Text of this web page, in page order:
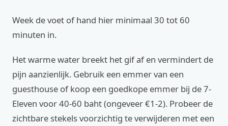
Week de voet of hand hier minimaal 30 tot 60
minuten in.
Het warme water breekt het gif af en vermindert de
pijn aanzienlijk. Gebruik een emmer van een
guesthouse of koop een goedkope emmer bij de 7-
Eleven voor 40-60 baht (ongeveer €1-2). Probeer de
zichtbare stekels voorzichtig te verwijderen met een